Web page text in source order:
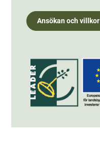
Ansökan och villkor